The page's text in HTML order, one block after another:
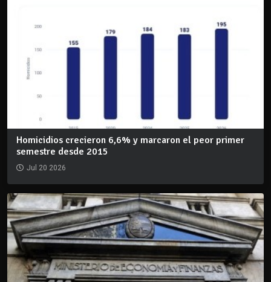
Homicidios crecieron 6,6% y marcaron el peor primer
semestre desde 2015
Jul 20 2026